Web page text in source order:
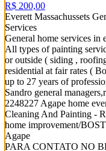
R$ 200,00
Everett Massachussets
Services
General home services in
All types of painting
or outside ( siding ,
residential at fair rates (
up to 27 years of
Sandro general
2248227 Agape home
Cleaning And Painting -
home improvement/
Agape
PARA CONTATO NO